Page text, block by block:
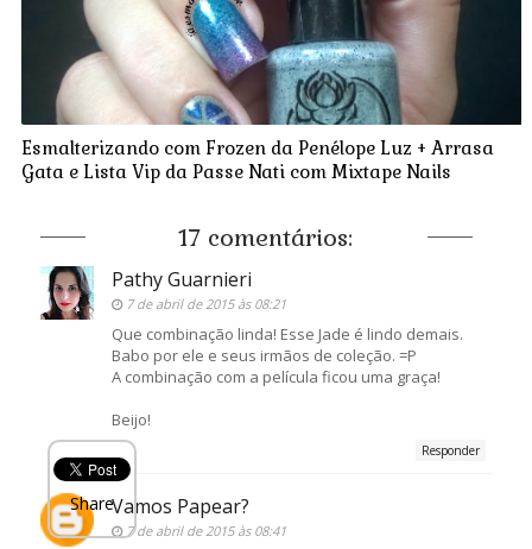
Esmalterizando com Frozen da Penélope Luz + Arrasa
Gata e Lista Vip da Passe Nati com Mixtape Nails
17 comentários:
Pathy Guarnieri
7 de abril de 2015 às 08:21
Que combinação linda! Esse Jade é lindo demais.
Babo por ele e seus irmãos de coleção. =P
A combinação com a película ficou uma graça!
Beijo!
Responder
Vamos Papear?
7 de abril de 2015 às 08:41
Share